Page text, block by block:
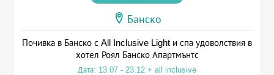
Банско
Почивка в Банско с All Inclusive Light и спа удоволствия в
хотел Роял Банско Апартмънтс
Дата: 13.07 - 23.12 + all inclusive